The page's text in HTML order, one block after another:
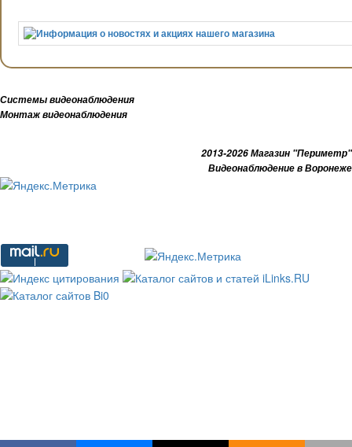
Системы видеонаблюдения
Монтаж видеонаблюдения
2013-2026 Магазин "Периметр"
Видеонаблюдение в Воронеже
Задать вопрос